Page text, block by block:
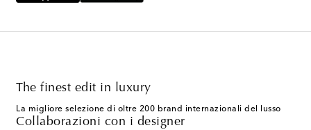
The finest edit in luxury
La migliore selezione di oltre 200 brand internazionali del lusso
Collaborazioni con i designer